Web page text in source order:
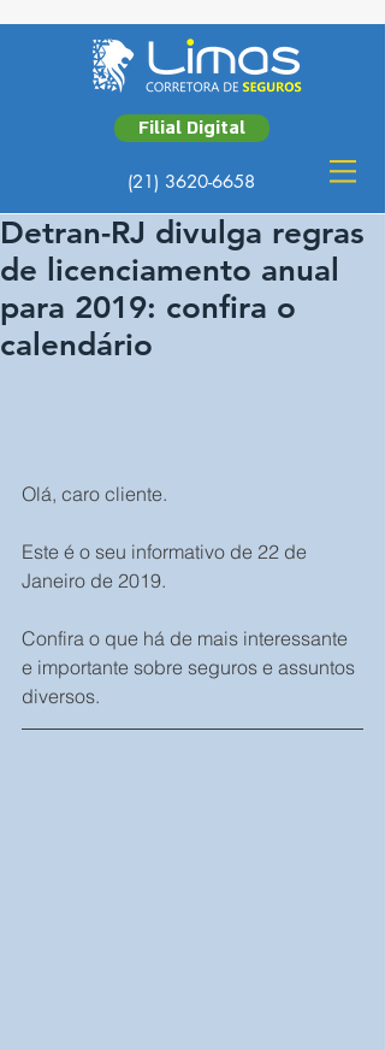
Filial Digital
(21) 3620-6658
Detran-RJ divulga regras
de licenciamento anual
para 2019: confira o
calendário
Olá, caro cliente.
Este é o seu informativo de 22 de
Janeiro de 2019.
Confira o que há de mais interessante
e importante sobre seguros e assuntos
diversos.